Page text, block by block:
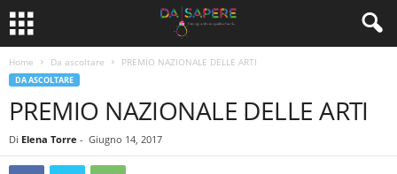
Home Da ascoltare PREMIO NAZIONALE DELLE ARTI
DA ASCOLTARE
PREMIO NAZIONALE DELLE ARTI
Di Elena Torre - Giugno 14, 2017